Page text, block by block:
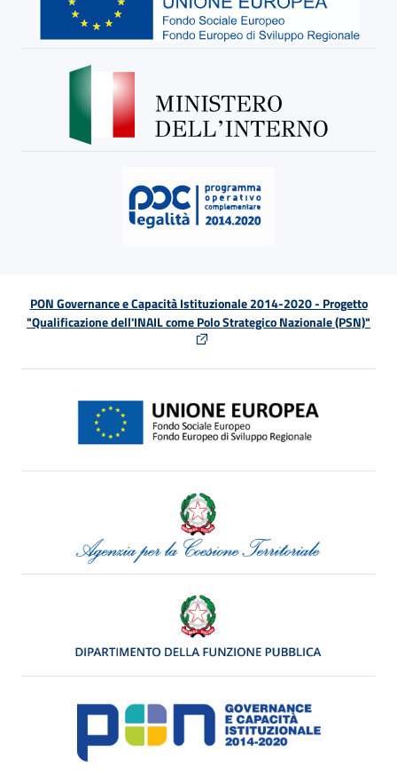
PON Governance e Capacità Istituzionale 2014-2020 - Progetto
"Qualificazione dell'INAIL come Polo Strategico Nazionale (PSN)"